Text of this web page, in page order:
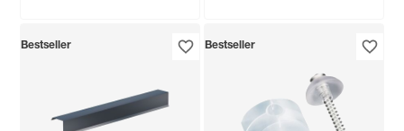
Bestseller Bestseller